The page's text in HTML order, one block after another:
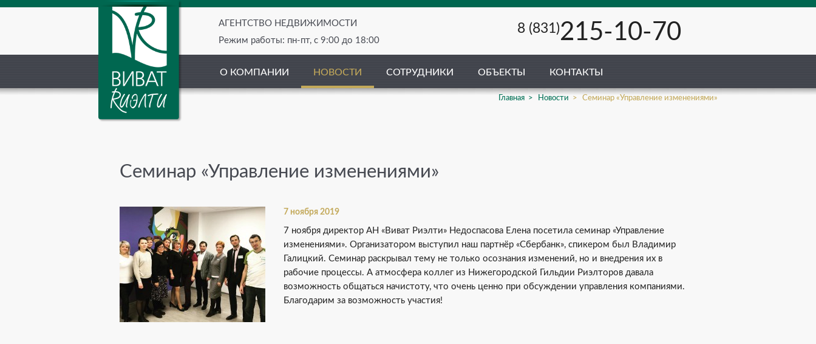
АГЕНТСТВО НЕДВИЖИМОСТИ
Режим работы: пн-пт, с 9:00 до 18:00
8 (831)215-10-70
О КОМПАНИИ НОВОСТИ СОТРУДНИКИ ОБЪЕКТЫ КОНТАКТЫ
Главная Новости Семинар «Управление изменениями»
Семинар «Управление изменениями»
7 ноября 2019
7 ноября директор АН «Виват Риэлти» Недоспасова Елена посетила семинар «Управление
изменениями». Организатором выступил наш партнёр «Сбербанк», спикером был Владимир
Галицкий. Семинар раскрывал тему не только осознания изменений, но и внедрения их в
рабочие процессы. А атмосфера коллег из Нижегородской Гильдии Риэлторов давала
возможность общаться начистоту, что очень ценно при обсуждении управления компаниями.
Благодарим за возможность участия!